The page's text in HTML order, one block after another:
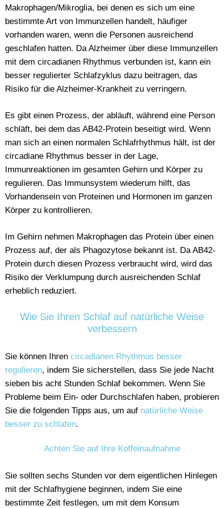
Makrophagen/Mikroglia, bei denen es sich um eine
bestimmte Art von Immunzellen handelt, häufiger
vorhanden waren, wenn die Personen ausreichend
geschlafen hatten. Da Alzheimer über diese Immunzellen
mit dem circadianen Rhythmus verbunden ist, kann ein
besser regulierter Schlafzyklus dazu beitragen, das
Risiko für die Alzheimer-Krankheit zu verringern.
Es gibt einen Prozess, der abläuft, während eine Person
schläft, bei dem das AB42-Protein beseitigt wird. Wenn
man sich an einen normalen Schlafrhythmus hält, ist der
circadiane Rhythmus besser in der Lage,
Immunreaktionen im gesamten Gehirn und Körper zu
regulieren. Das Immunsystem wiederum hilft, das
Vorhandensein von Proteinen und Hormonen im ganzen
Körper zu kontrollieren.
Im Gehirn nehmen Makrophagen das Protein über einen
Prozess auf, der als Phagozytose bekannt ist. Da AB42-
Protein durch diesen Prozess verbraucht wird, wird das
Risiko der Verklumpung durch ausreichenden Schlaf
erheblich reduziert.
Wie Sie Ihren Schlaf auf natürliche Weise
verbessern
Sie können Ihren circadianen Rhythmus besser
regulieren, indem Sie sicherstellen, dass Sie jede Nacht
sieben bis acht Stunden Schlaf bekommen. Wenn Sie
Probleme beim Ein- oder Durchschlafen haben, probieren
Sie die folgenden Tipps aus, um auf natürliche Weise
besser zu schlafen.
Achten Sie auf Ihre Koffeinaufnahme
Sie sollten sechs Stunden vor dem eigentlichen Hinlegen
mit der Schlafhygiene beginnen, indem Sie eine
bestimmte Zeit festlegen, um mit dem Konsum